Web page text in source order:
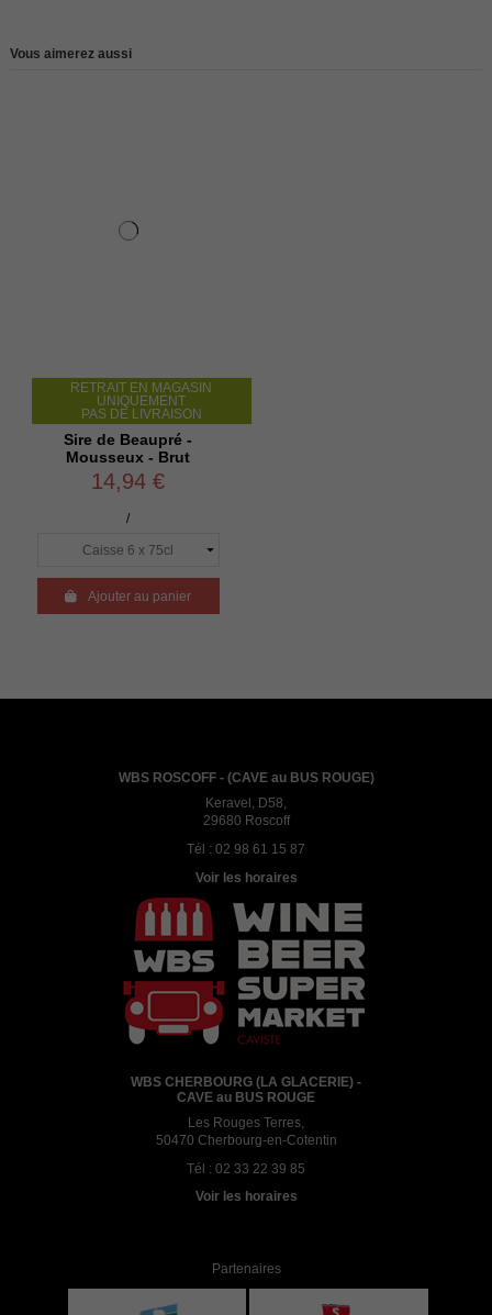
Vous aimerez aussi
RETRAIT EN MAGASIN
UNIQUEMENT
PAS DE LIVRAISON
Sire de Beaupré -
Mousseux - Brut
14,94 €
/
Ajouter au panier
WBS ROSCOFF - (CAVE au BUS ROUGE)
Keravel, D58,
29680 Roscoff
Tél : 02 98 61 15 87
Voir les horaires
WBS CHERBOURG (LA GLACERIE) -
CAVE au BUS ROUGE
Les Rouges Terres,
50470 Cherbourg-en-Cotentin
Tél : 02 33 22 39 85
Voir les horaires
Partenaires